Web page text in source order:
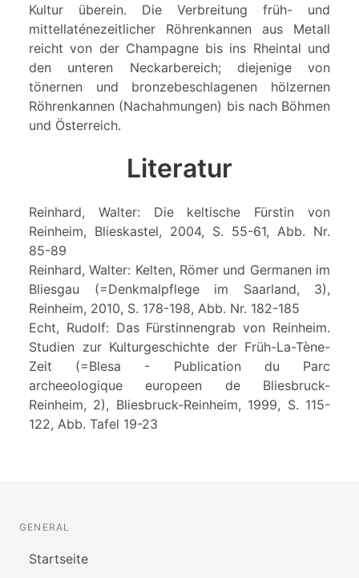
Kultur überein. Die Verbreitung früh- und
mittellaténezeitlicher Röhrenkannen aus Metall
reicht von der Champagne bis ins Rheintal und
den unteren Neckarbereich; diejenige von
tönernen und bronzebeschlagenen hölzernen
Röhrenkannen (Nachahmungen) bis nach Böhmen
und Österreich.
Literatur
Reinhard, Walter: Die keltische Fürstin von
Reinheim, Blieskastel, 2004, S. 55-61, Abb. Nr.
85-89
Reinhard, Walter: Kelten, Römer und Germanen im
Bliesgau (=Denkmalpflege im Saarland, 3),
Reinheim, 2010, S. 178-198, Abb. Nr. 182-185
Echt, Rudolf: Das Fürstinnengrab von Reinheim.
Studien zur Kulturgeschichte der Früh-La-Tène-
Zeit (=Blesa - Publication du Parc
archeeologique europeen de Bliesbruck-
Reinheim, 2), Bliesbruck-Reinheim, 1999, S. 115-
122, Abb. Tafel 19-23
GENERAL
Startseite